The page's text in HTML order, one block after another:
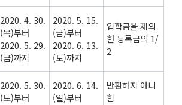
2020. 4. 30.
(목)부터
2020. 5. 29.
(금)까지
2020. 5. 15.
(금)부터
2020. 6. 13.
(토)까지
입학금을 제외
한 등록금의 1/
2
2020. 5. 30.
(토)부터
2020. 6. 14.
(일)부터
반환하지 아니
함